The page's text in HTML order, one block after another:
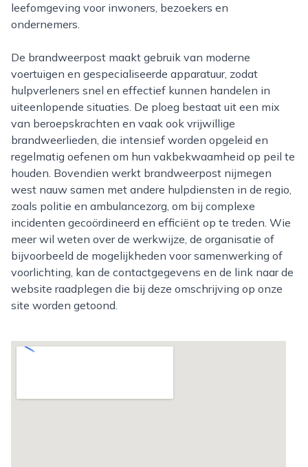
leefomgeving voor inwoners, bezoekers en
ondernemers.
De brandweerpost maakt gebruik van moderne
voertuigen en gespecialiseerde apparatuur, zodat
hulpverleners snel en effectief kunnen handelen in
uiteenlopende situaties. De ploeg bestaat uit een mix
van beroepskrachten en vaak ook vrijwillige
brandweerlieden, die intensief worden opgeleid en
regelmatig oefenen om hun vakbekwaamheid op peil te
houden. Bovendien werkt brandweerpost nijmegen
west nauw samen met andere hulpdiensten in de regio,
zoals politie en ambulancezorg, om bij complexe
incidenten gecoördineerd en efficiënt op te treden. Wie
meer wil weten over de werkwijze, de organisatie of
bijvoorbeeld de mogelijkheden voor samenwerking of
voorlichting, kan de contactgegevens en de link naar de
website raadplegen die bij deze omschrijving op onze
site worden getoond.